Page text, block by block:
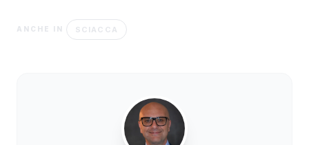
ANCHE IN SCIACCA